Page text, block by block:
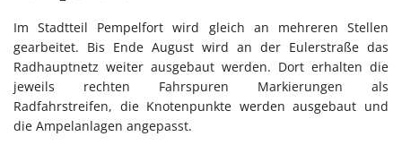
Im Stadtteil Pempelfort wird gleich an mehreren Stellen
gearbeitet. Bis Ende August wird an der Eulerstraße das
Radhauptnetz weiter ausgebaut werden. Dort erhalten die
jeweils rechten Fahrspuren Markierungen als
Radfahrstreifen, die Knotenpunkte werden ausgebaut und
die Ampelanlagen angepasst.